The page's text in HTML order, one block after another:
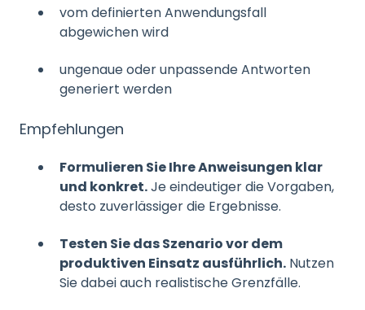
vom definierten Anwendungsfall
abgewichen wird
ungenaue oder unpassende Antworten
generiert werden
Empfehlungen
Formulieren Sie Ihre Anweisungen klar
und konkret.Je eindeutiger die Vorgaben,
desto zuverlässiger die Ergebnisse.
Testen Sie das Szenario vor dem
produktiven Einsatz ausführlich. Nutzen
Sie dabei auch realistische Grenzfälle.